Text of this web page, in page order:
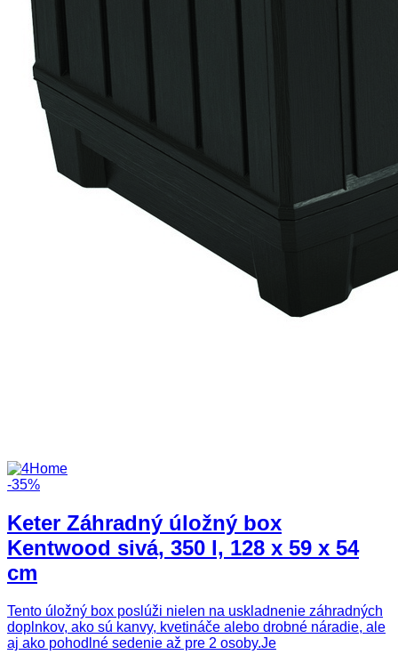
-35%
Keter Záhradný úložný box
Kentwood sivá, 350 l, 128 x 59 x 54
cm
Tento úložný box poslúži nielen na uskladnenie záhradných
doplnkov, ako sú kanvy, kvetináče alebo drobné náradie, ale
aj ako pohodlné sedenie až pre 2 osoby.Je